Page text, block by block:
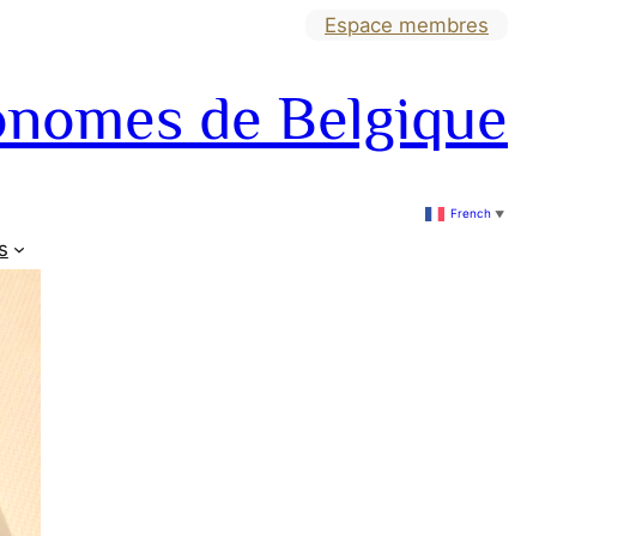
Espace membres
de Belgique
French ▼